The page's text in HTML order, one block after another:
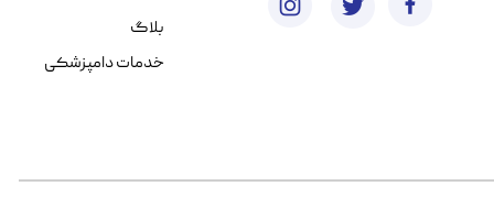
بلاگ
خدمات دامپزشکی